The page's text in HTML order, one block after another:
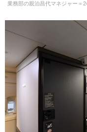
業務部の親泊昌代マネジャー＝